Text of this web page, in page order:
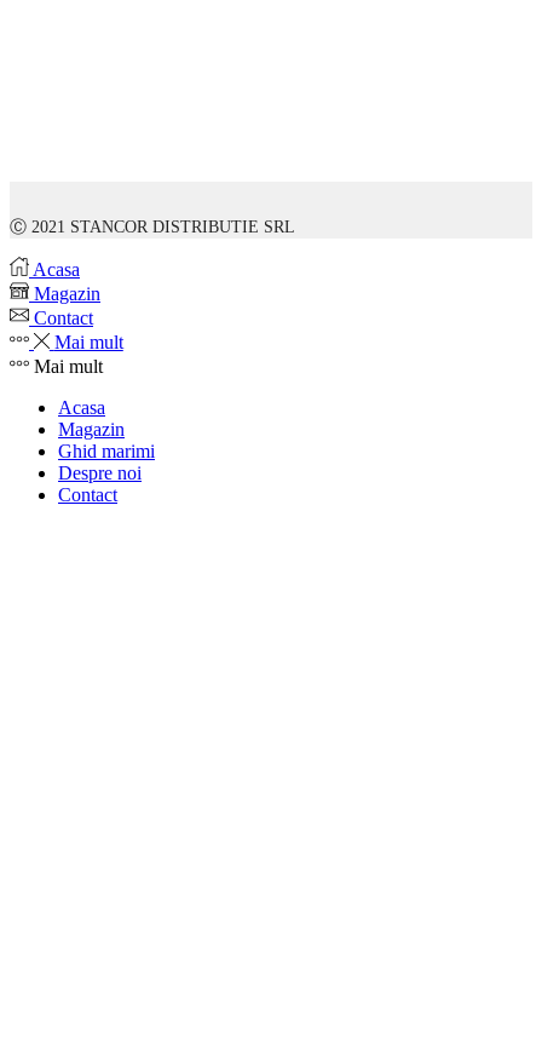
Ⓒ 2021 STANCOR DISTRIBUTIE SRL
Acasa
Magazin
Contact
Mai mult
Mai mult
Acasa
Magazin
Ghid marimi
Despre noi
Contact